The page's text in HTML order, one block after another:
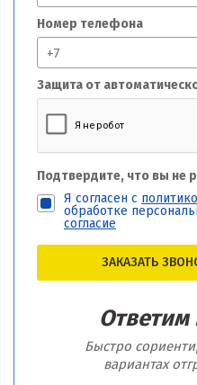
Номер телефона
Защита от
Подтвердите, что вы не
Я согласен с
обработке
согласие
ЗАКАЗАТЬ
Ответим
Быстро
вариантах